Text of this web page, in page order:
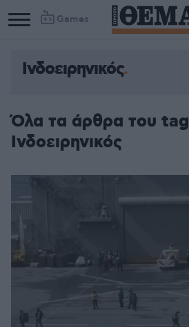
Games
Ινδοειρηνικός
Όλα τα άρθρα του tag
Ινδοειρηνικός